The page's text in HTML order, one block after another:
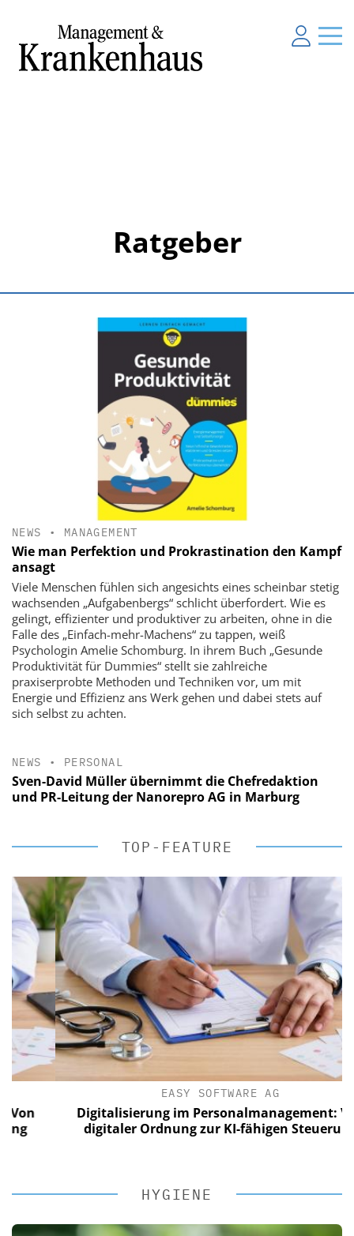
Ratgeber
NEWS • MANAGEMENT
Wie man Perfektion und Prokrastination den Kampf
ansagt
Viele Menschen fühlen sich angesichts eines scheinbar stetig
wachsenden „Aufgabenbergs“ schlicht überfordert. Wie es
gelingt, effizienter und produktiver zu arbeiten, ohne in die
Falle des „Einfach-mehr-Machens“ zu tappen, weiß
Psychologin Amelie Schomburg. In ihrem Buch „Gesunde
Produktivität für Dummies“ stellt sie zahlreiche
praxiserprobte Methoden und Techniken vor, um mit
Energie und Effizienz ans Werk gehen und dabei stets auf
sich selbst zu achten.
NEWS • PERSONAL
Sven-David Müller übernimmt die Chefredaktion
und PR-Leitung der Nanorepro AG in Marburg
TOP-FEATURE
EASY SOFTWARE AG
Digitalisierung im Personalmanagement: Von
digitaler Ordnung zur KI-fähigen Steuerung
HYGIENE